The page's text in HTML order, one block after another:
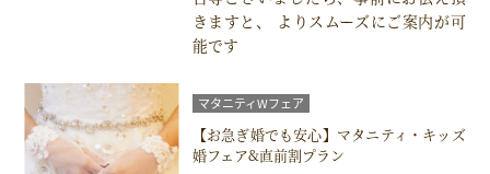
きますと、 よりスムーズにご案内が可
能です
マタニティWフェア
【お急ぎ婚でも安心】マタニティ・キッズ
婚フェア&直前割プラン